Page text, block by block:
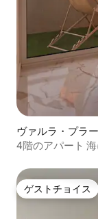
ヴァルラ・プラ
4階のアパート
ゲストチョイス
ゲストチョイス